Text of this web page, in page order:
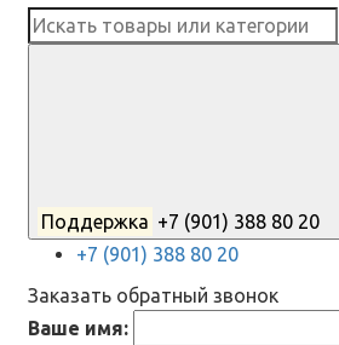
Поддержка +7 (901) 388 80 20
+7 (901) 388 80 20
Заказать обратный звонок
Ваше имя: